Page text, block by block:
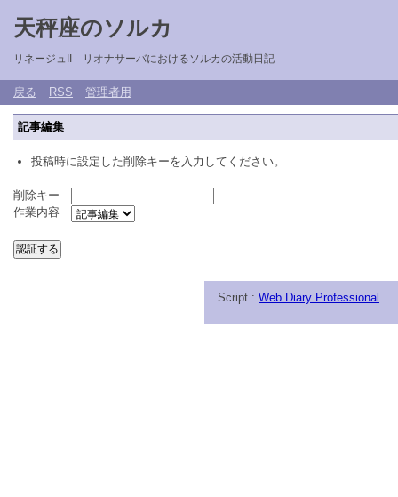
天秤座のソルカ
リネージュII リオナサーバにおけるソルカの活動日記
戻る RSS 管理者用
記事編集
投稿時に設定した削除キーを入力してください。
削除キー
作業内容
Script : Web Diary Professional